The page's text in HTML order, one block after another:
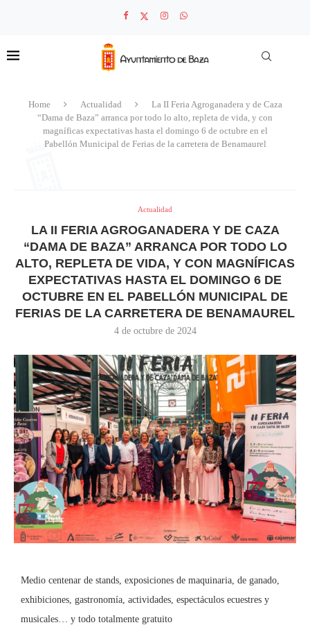
Home Actualidad
La II Feria Agroganadera y de Caza
“Dama de Baza” arranca por todo lo alto, repleta de vida, y con
magníficas expectativas hasta el domingo 6 de octubre en el
Pabellón Municipal de Ferias de la carretera de Benamaurel
Actualidad
LA II FERIA AGROGANADERA Y DE CAZA
“DAMA DE BAZA” ARRANCA POR TODO LO
ALTO, REPLETA DE VIDA, Y CON MAGNÍFICAS
EXPECTATIVAS HASTA EL DOMINGO 6 DE
OCTUBRE EN EL PABELLÓN MUNICIPAL DE
FERIAS DE LA CARRETERA DE BENAMAUREL
4 de octubre de 2024
Medio centenar de stands, exposiciones de maquinaria, de ganado,
exhibiciones, gastronomía, actividades, espectáculos ecuestres y
musicales… y todo totalmente gratuito